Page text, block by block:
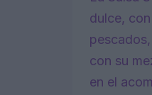
dulce,
con su
en el